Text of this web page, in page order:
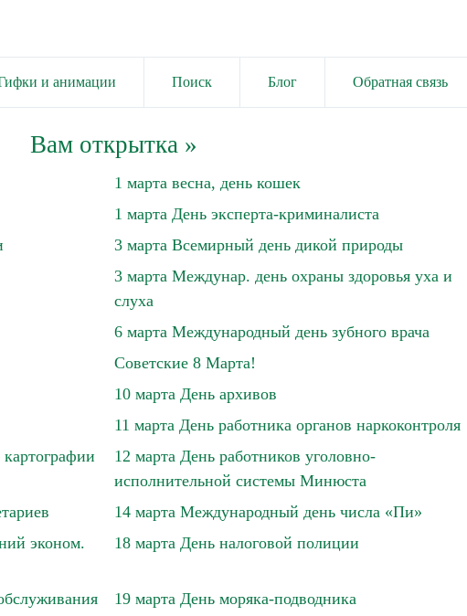
и анимации Поиск Блог Обратная связь
Вам открытка»
1 марта весна, день кошек
1 марта День эксперта-криминалиста
3 марта Всемирный день дикой природы
3 марта Междунар. день охраны здоровья уха и
слуха
6 марта Международный день зубного врача
Советские 8 Марта!
10 марта День архивов
11 марта День работника органов наркоконтроля
12 марта День работников уголовно-
исполнительной системы Минюста
14 марта Международный день числа «Пи»
эконом.
18 марта День налоговой полиции
19 марта День моряка-подводника